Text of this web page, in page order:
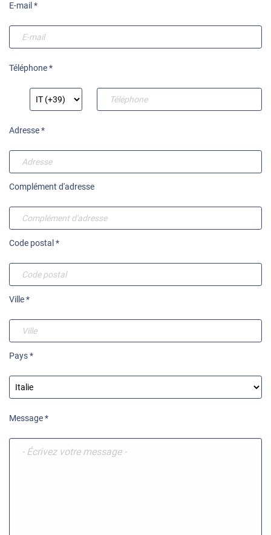
E-mail *
Téléphone *
Adresse *
Complément d'adresse
Code postal *
Ville *
Pays *
Message *